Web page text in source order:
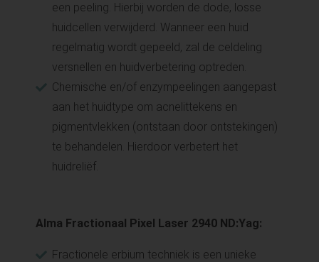
een peeling. Hierbij worden de dode, losse
huidcellen verwijderd. Wanneer een huid
regelmatig wordt gepeeld, zal de celdeling
versnellen en huidverbetering optreden.
Chemische en/of enzympeelingen aangepast
aan het huidtype om acnelittekens en
pigmentvlekken (ontstaan door ontstekingen)
te behandelen. Hierdoor verbetert het
huidreliëf.
Alma Fractionaal Pixel Laser 2940 ND:Yag:
Fractionele erbium techniek is een unieke